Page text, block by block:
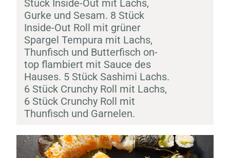
Stück Inside-Out mit Lachs,
Gurke und Sesam. 8 Stück
Inside-Out Roll mit grüner
Spargel Tempura mit Lachs,
Thunfisch und Butterfisch on-
top flambiert mit Sauce des
Hauses. 5 Stück Sashimi Lachs.
6 Stück Crunchy Roll mit Lachs,
6 Stück Crunchy Roll mit
Thunfisch und Garnelen.